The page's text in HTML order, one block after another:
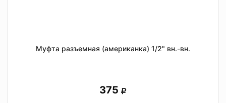
Муфта разъемная (американка) 1/2" вн.-вн.
375